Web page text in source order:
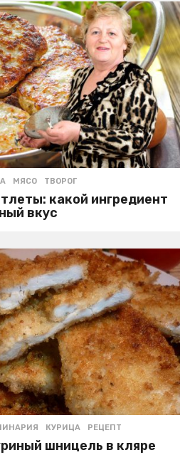
,МЯСО ,ТВОРОГ
какой ингредиент
вкус
,КУРИЦА ,РЕЦЕПТ
шницель в кляре